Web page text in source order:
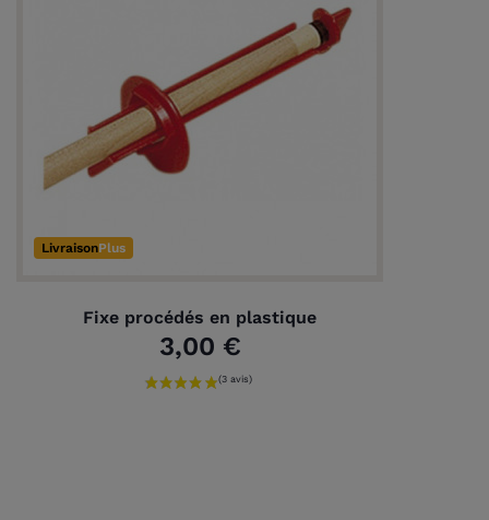
LivraisonPlus
Fixe procédés en plastique
3,00 €